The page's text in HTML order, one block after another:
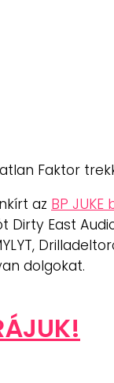
Faktor
az BP
Dirty East
dolgokat.